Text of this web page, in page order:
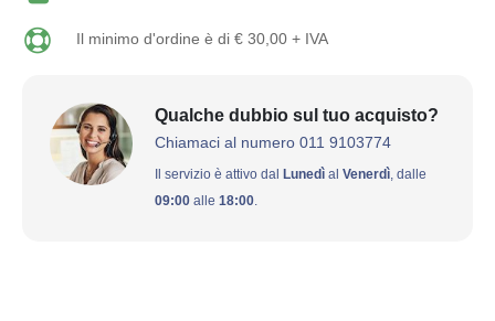
Il minimo d'ordine è di € 30,00 + IVA
Qualche dubbio sul tuo acquisto?
Chiamaci al numero 011 9103774
Il servizio è attivo dal Lunedì al Venerdì, dalle
09:00 alle 18:00.